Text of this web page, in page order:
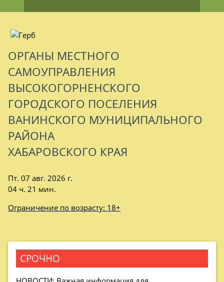
ОРГАНЫ МЕСТНОГО
САМОУПРАВЛЕНИЯ
ВЫСОКОГОРНЕНСКОГО
ГОРОДСКОГО ПОСЕЛЕНИЯ
ВАНИНСКОГО МУНИЦИПАЛЬНОГО
РАЙОНА
ХАБАРОВСКОГО КРАЯ
Пт. 07 авг. 2026 г.
04 ч. 21 мин.
Ограничение по возрасту: 18+
СРОЧНО